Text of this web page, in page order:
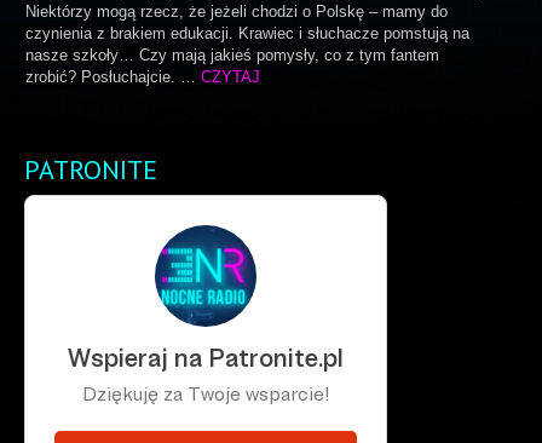
Niektórzy mogą rzecz, że jeżeli chodzi o Polskę – mamy do
czynienia z brakiem edukacji. Krawiec i słuchacze pomstują na
nasze szkoły… Czy mają jakieś pomysły, co z tym fantem
zrobić? Posłuchajcie. … CZYTAJ
PATRONITE